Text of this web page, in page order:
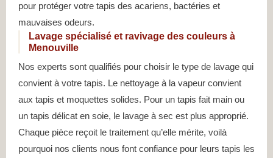
pour protéger votre tapis des acariens, bactéries et
mauvaises odeurs.
Lavage spécialisé et ravivage des couleurs à
Menouville
Nos experts sont qualifiés pour choisir le type de lavage qui
convient à votre tapis. Le nettoyage à la vapeur convient
aux tapis et moquettes solides. Pour un tapis fait main ou
un tapis délicat en soie, le lavage à sec est plus approprié.
Chaque pièce reçoit le traitement qu’elle mérite, voilà
pourquoi nos clients nous font confiance pour leurs tapis les